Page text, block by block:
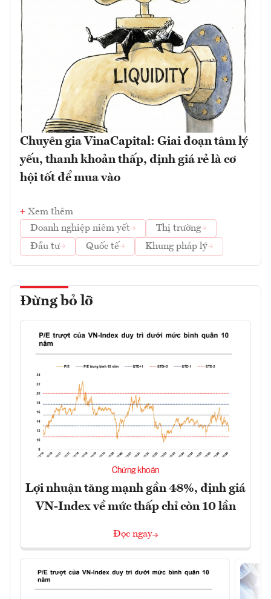
Chuyên gia VinaCapital: Giai đoạn tâm lý
yếu, thanh khoản thấp, định giá rẻ là cơ
hội tốt để mua vào
Xem thêm
Doanh nghiệp niêm yết
Thị trường
Đầu tư
Quốc tế Khung pháp lý
Đừng bỏ lỡ
Chứng khoán
Lợi nhuận tăng mạnh gần 48%, định giá
VN-Index về mức thấp chỉ còn 10 lần
Đọc ngay